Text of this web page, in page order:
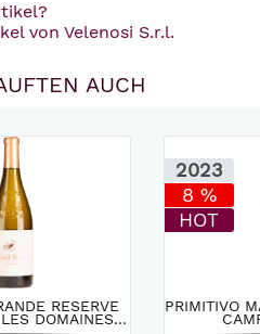
von Velenosi S.r.l.
AUCH
RESERVE
DOMAINES...
2023
8 %
HOT
PRIMITIVO